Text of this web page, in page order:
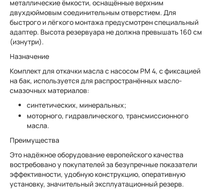
металлические ёмкости, оснащённые верхним
двухдюймовым соединительным отверстием. Для
быстрого и лёгкого монтажа предусмотрен специальный
адаптер. Высота резервуара не должна превышать 160 см
(изнутри).
Назначение
Комплект для откачки масла с насосом РМ 4, с фиксацией
на бак, используется для распространённых масло-
смазочных материалов:
синтетических, минеральных;
моторного, гидравлического, трансмиссионного
масла.
Преимущества
Это надёжное оборудование европейского качества
востребовано у покупателей за безупречные показатели
эффективности, удобную конструкцию, оперативную
установку, значительный эксплуатационный резерв.